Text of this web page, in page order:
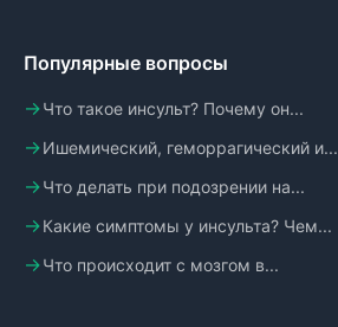
Популярные вопросы
Что такое инсульт? Почему он...
Ишемический, геморрагический и...
Что делать при подозрении на...
Какие симптомы у инсульта? Чем...
Что происходит с мозгом в...